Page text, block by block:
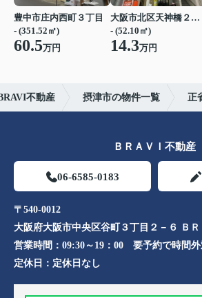
豊中市庄内西町３丁目
- (351.52㎡)
60.5万円
大阪市北区天神橋２丁目
- (52.10㎡)
14.3万円
不動産 摂津市の物件一覧 正
ＢＲＡＶＩ不動産
06-6585-0183
〒540-0012
大阪府大阪市中央区谷町３丁目２－６ ＢＲ
営業時間： 09:30～19：00 要予約で時間
定休日： 定休日なし